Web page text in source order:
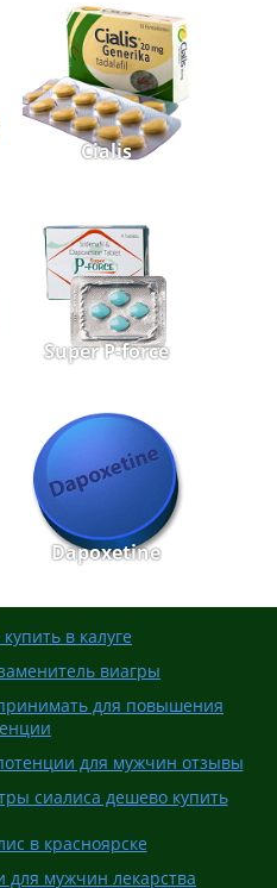
Cialis
Super P-force
Dapoxetine
в калуге
виагры
для повышения
для мужчин отзывы
сиалиса дешево купить
в красноярске
для мужчин лекарства